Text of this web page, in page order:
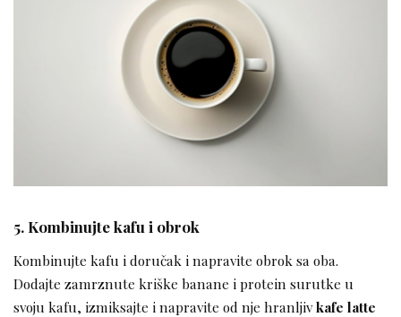
5. Kombinujte kafu i obrok
Kombinujte kafu i doručak i napravite obrok sa oba.
Dodajte zamrznute kriške banane i protein surutke u
svoju kafu, izmiksajte i napravite od nje hranljivkafe latte